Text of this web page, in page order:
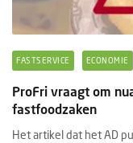
FASTSERVICE ECONOMIE
ProFri vraagt om
fastfoodzaken
Het artikel dat het AD